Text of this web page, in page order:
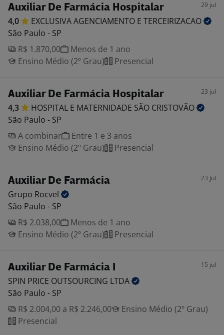
Auxiliar De Farmácia Hospitalar 29 jul
4,0 EXCLUSIVA AGENCIAMENTO E TERCEIRIZACAO
São Paulo - SP
R$ 1.870,00
Menos de 1 ano
Ensino Médio (2º Grau)
Presencial
Auxiliar De Farmácia Hospitalar 23 jul
4,3 HOSPITAL E MATERNIDADE SÃO CRISTOVÃO
São Paulo - SP
A combinar
Entre 1 e 3 anos
Ensino Médio (2º Grau)
Presencial
Auxiliar De Farmácia 23 jul
Grupo Rocvel
São Paulo - SP
R$ 2.038,00
Menos de 1 ano
Ensino Médio (2º Grau)
Presencial
Auxiliar De Farmácia I 15 jul
SPIN PRICE OUTSOURCING LTDA
São Paulo - SP
R$ 2.004,00 a R$ 2.246,00
Ensino Médio (2º Grau)
Presencial